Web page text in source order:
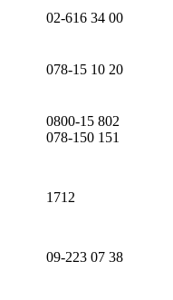
02-616 34 00
078-15 10 20
0800-15 802
078-150 151
1712
09-223 07 38